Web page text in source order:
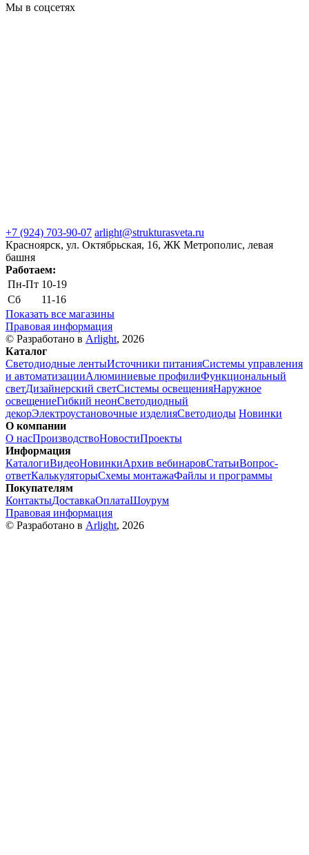
Мы в соцсетях
+7 (924) 703-90-07 arlight@strukturasveta.ru
Красноярск, ул. Октябрьская, 16, ЖК Метрополис, левая
башня
Работаем:
Пн-Пт 10-19
Сб
11-16
Показать все магазины
Правовая информация
© Разработано в Arlight, 2026
Каталог
Светодиодные лентыИсточники питанияСистемы управления
и автоматизацииАлюминиевые профилиФункциональный
светДизайнерский светСистемы освещенияНаружное
освещениеГибкий неонСветодиодный
декорЭлектроустановочные изделияСветодиоды Новинки
О компании
О насПроизводствоНовостиПроекты
Информация
КаталогиВидеоНовинкиАрхив вебинаровСтатьиВопрос-
ответКалькуляторыСхемы монтажаФайлы и программы
Покупателям
КонтактыДоставкаОплатаШоурум
Правовая информация
© Разработано в Arlight, 2026